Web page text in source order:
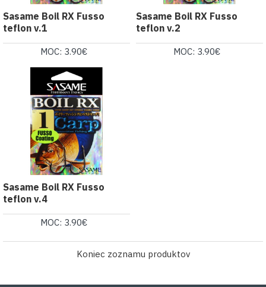
Sasame Boil RX Fusso
teflon v.1
MOC: 3.90€
Sasame Boil RX Fusso
teflon v.2
MOC: 3.90€
Sasame Boil RX Fusso
teflon v.4
MOC: 3.90€
Koniec zoznamu produktov